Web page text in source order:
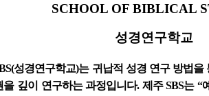
SCHOOL OF BIBLICAL
성경연구학교
성경연구학교)는 귀납적 성경 연구 방법을
을 깊이 연구하는 과정입니다. 제주 SBS는 “